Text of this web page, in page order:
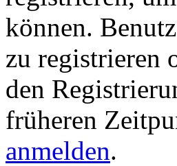
können.
zu registrieren
den
früheren
anmelden.